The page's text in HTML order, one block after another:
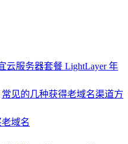
云服务器套餐 LightLayer 年
常见的几种获得老域名渠道方
域名